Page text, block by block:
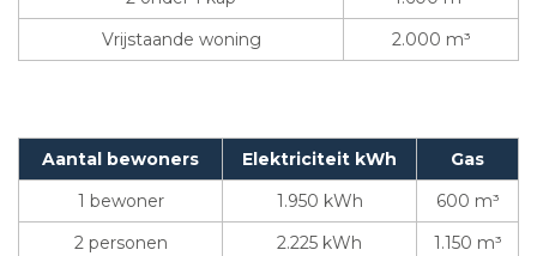
Vrijstaande woning
2.000 m³
Aantal bewoners Elektriciteit kWh
Gas
1 bewoner
1.950 kWh
600 m³
2 personen
2.225 kWh
1.150 m³